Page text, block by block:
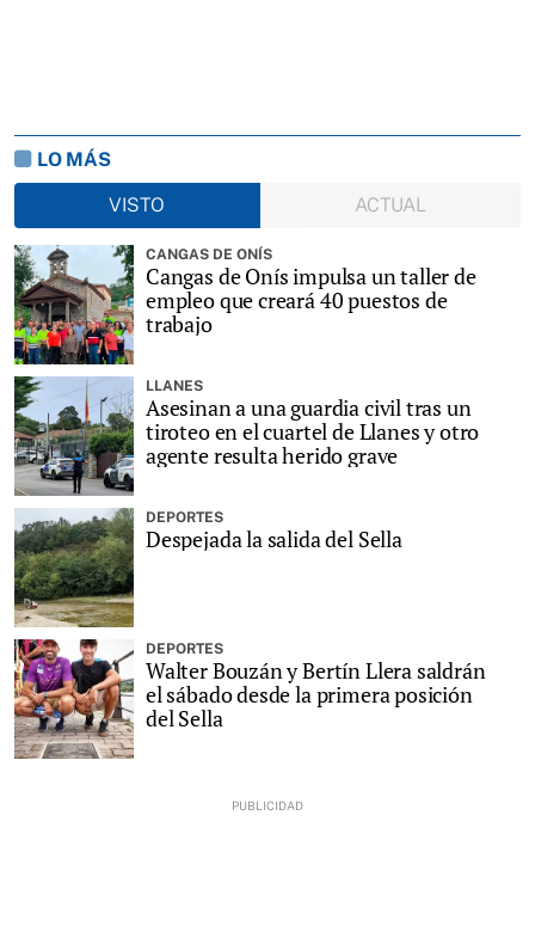
LO MÁS
VISTO
ACTUAL
CANGAS DE ONÍS
Cangas de Onís impulsa un taller de
empleo que creará 40 puestos de
trabajo
LLANES
Asesinan a una guardia civil tras un
tiroteo en el cuartel de Llanes y otro
agente resulta herido grave
DEPORTES
Despejada la salida del Sella
DEPORTES
Walter Bouzán y Bertín Llera saldrán
el sábado desde la primera posición
del Sella